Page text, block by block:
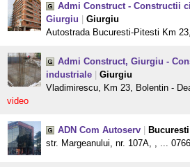
Admi Construct - Constructii
Giurgiu
Giurgiu
Autostrada Bucuresti-Pitesti Km
Admi Construct, Giurgiu -
industriale
Giurgiu
Vladimirescu, Km 23, Bolentin -
video
ADN Com Autoserv
Bucuresti
str. Margeanului, nr. 107A, , ...